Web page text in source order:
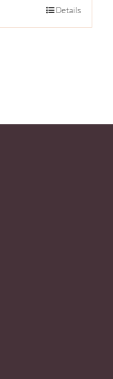
Details